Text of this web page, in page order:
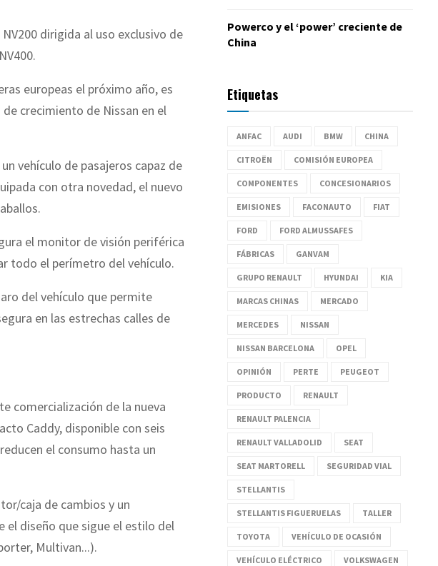
dirigida al uso exclusivo de
europeas el próximo año, es
crecimiento de Nissan en el
vehículo de pasajeros capaz de
con otra novedad, el nuevo
el monitor de visión periférica
todo el perímetro del vehículo.
del vehículo que permite
en las estrechas calles de
comercialización de la nueva
Caddy, disponible con seis
el consumo hasta un
caja de cambios y un
diseño que sigue el estilo del
Multivan...).
Powerco y el ‘power’ creciente de
China
Etiquetas
ANFAC AUDI BMW CHINA
CITROËN COMISIÓN EUROPEA
COMPONENTES CONCESIONARIOS
EMISIONES FACONAUTO FIAT
FORD FORD ALMUSSAFES
FÁBRICAS GANVAM
GRUPO RENAULT HYUNDAI KIA
MARCAS CHINAS MERCADO
MERCEDES NISSAN
NISSAN BARCELONA OPEL
OPINIÓN PERTE PEUGEOT
PRODUCTO RENAULT
RENAULT PALENCIA
RENAULT VALLADOLID SEAT
SEAT MARTORELL SEGURIDAD VIAL
STELLANTIS
STELLANTIS FIGUERUELAS TALLER
TOYOTA VEHÍCULO DE OCASIÓN
VEHÍCULO ELÉCTRICO VOLKSWAGEN